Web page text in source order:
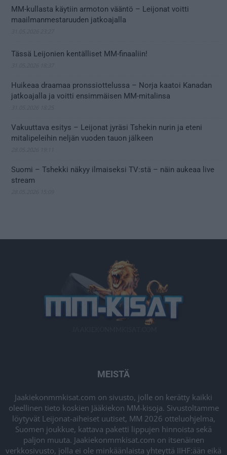
MM-kullasta käytiin armoton vääntö – Leijonat voitti
maailmanmestaruuden jatkoajalla
Tässä Leijonien kentälliset MM-finaaliin!
Huikeaa draamaa pronssiottelussa – Norja kaatoi Kanadan
jatkoajalla ja voitti ensimmäisen MM-mitalinsa
Vakuuttava esitys – Leijonat jyräsi Tshekin nurin ja eteni
mitalipeleihin neljän vuoden tauon jälkeen
Suomi – Tshekki näkyy ilmaiseksi TV:stä – näin aukeaa live
stream
MEISTÄ
Jaakiekonmmkisat.com on sivusto, jolle on kerätty kaikki
oleellinen tieto koskien Jääkiekon MM-kisoja. Sivustoltamme
löytyvät Leijonat-aiheiset uutiset, MM 2026 otteluohjelma,
Suomen joukkue, kattava paketti lippujen hinnoista sekä
paljon muuta. Jaakiekonmmkisat.com on itsenäinen
verkkosivusto, jolla ei ole minkäänlaista yhteyttä IIHF:ään eikä